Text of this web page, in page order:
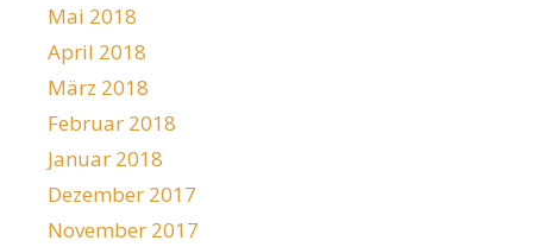
Mai 2018
April 2018
März 2018
Februar 2018
Januar 2018
Dezember 2017
November 2017